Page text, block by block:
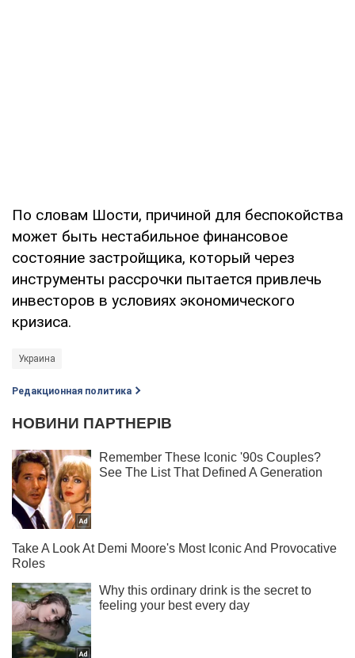
По словам Шости, причиной для беспокойства
может быть нестабильное финансовое
состояние застройщика, который через
инструменты рассрочки пытается привлечь
инвесторов в условиях экономического
кризиса.
Украина
Редакционная политика